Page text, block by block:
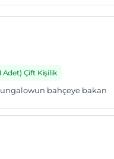
Adet) Çift Kişilik
bahçeye bakan